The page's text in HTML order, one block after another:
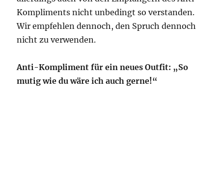
Kompliments nicht unbedingt so verstanden.
Wir empfehlen dennoch, den Spruch dennoch
nicht zu verwenden.
Anti-Kompliment für ein neues Outfit: „So
mutig wie du wäre ich auch gerne!“